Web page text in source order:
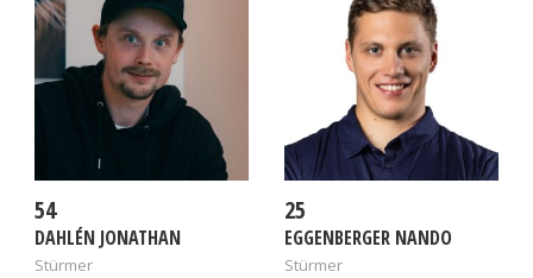
54
DAHLÉN JONATHAN
Stürmer
25
EGGENBERGER NANDO
Stürmer